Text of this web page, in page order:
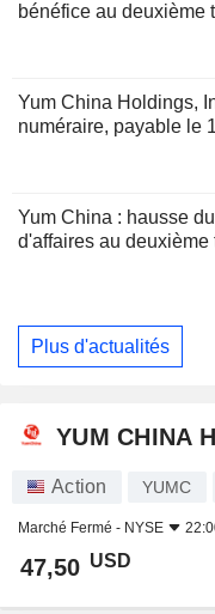
bénéfice au deuxième
Yum China Holdings,
numéraire, payable le
Yum China : hausse
d'affaires au deuxième
Plus d'actualités
YUM CHINA
Action YUMC
Marché Fermé - NYSE
47,50 USD